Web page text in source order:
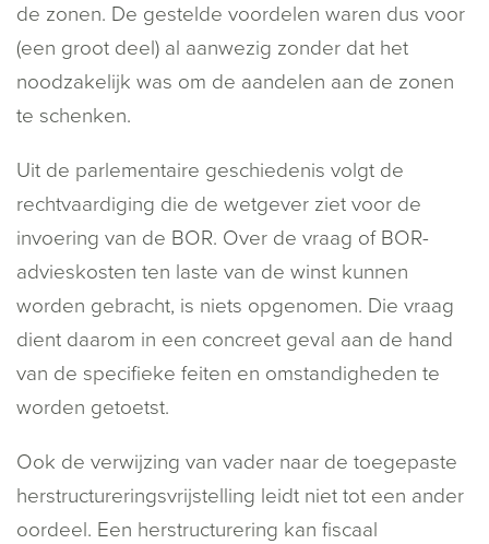
de zonen. De gestelde voordelen waren dus voor
(een groot deel) al aanwezig zonder dat het
noodzakelijk was om de aandelen aan de zonen
te schenken.
Uit de parlementaire geschiedenis volgt de
rechtvaardiging die de wetgever ziet voor de
invoering van de BOR. Over de vraag of BOR-
advieskosten ten laste van de winst kunnen
worden gebracht, is niets opgenomen. Die vraag
dient daarom in een concreet geval aan de hand
van de specifieke feiten en omstandigheden te
worden getoetst.
Ook de verwijzing van vader naar de toegepaste
herstructureringsvrijstelling leidt niet tot een ander
oordeel. Een herstructurering kan fiscaal